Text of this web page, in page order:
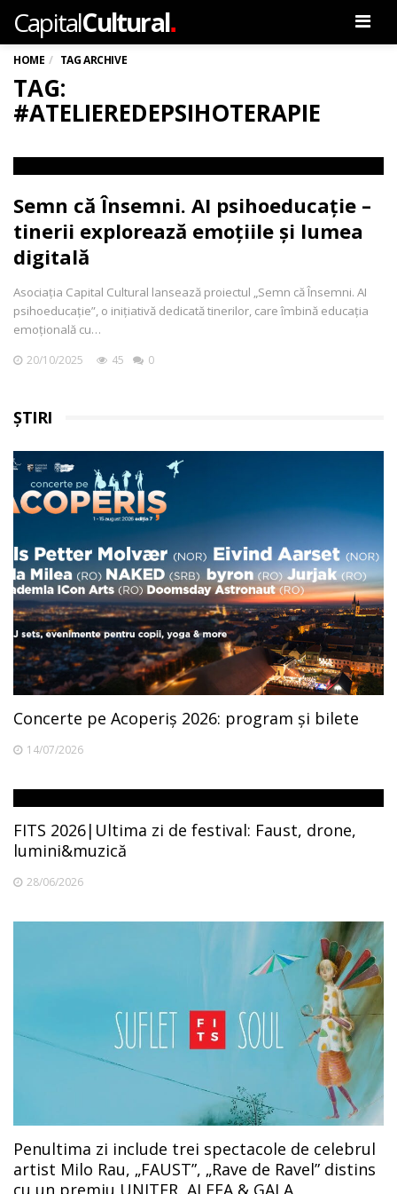
CapitalCultural.
HOME TAG ARCHIVE
TAG:
#ATELIEREDEPSIHOTERAPIE
Semn că Însemni. AI psihoeducație –
tinerii explorează emoțiile și lumea
digitală
Asociația Capital Cultural lansează proiectul „Semn că Însemni. AI
psihoeducație”, o inițiativă dedicată tinerilor, care îmbină educația
emoțională cu…
20/10/2025 45 0
ȘTIRI
Concerte pe Acoperiș 2026: program și bilete
14/07/2026
FITS 2026|Ultima zi de festival: Faust, drone,
lumini&muzică
28/06/2026
Penultima zi include trei spectacole de celebrul
artist Milo Rau, „FAUST”, „Rave de Ravel” distins
cu un premiu UNITER, ALEEA & GALA